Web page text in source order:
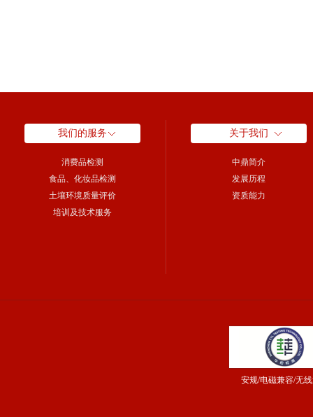
我们的服务
消费品检测
食品、化妆品检测
土壤环境质量评价
培训及技术服务
关于我们
中鼎简介
发展历程
资质能力
安规/电磁兼容/无